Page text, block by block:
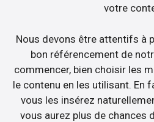
votre
Nous devons être attentifs à
bon référencement de
commencer, bien choisir les
le contenu en les utilisant. En
vous les insérez
vous aurez plus de chances